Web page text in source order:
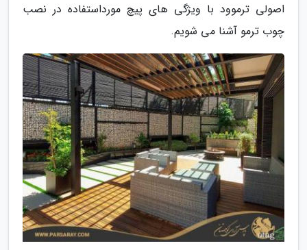
اصولی ترموود با ویژگی های پیچ مورداستفاده در نصب
چوب ترمو آشنا می شویم.